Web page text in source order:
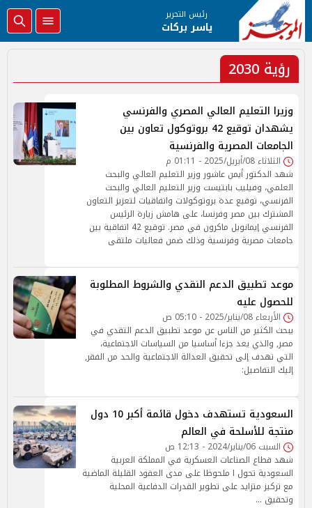
رئيس التحرير
ياسر بركات
رؤية 2030
وزيرا التعليم العالي المصري والفرنسي
يشهدان توقيع 42 بروتوكول تعاون بين
الجامعات المصرية والفرنسية
الثلاثاء 08/أبريل/2025 - 01:11 م
شهد الدكتور أيمن عاشور وزير التعليم العالي والبحث
العلمي، وفيليب بابتيست وزير التعليم العالي والبحث
الفرنسي، توقيع عدة بروتوكولات واتفاقيات لتعزيز التعاون
المشترك بين مصر وفرنسا، على هامش زيارة الرئيس
الفرنسي إيمانويل ماكرون في مصر. توقيع 42 اتفاقية بين
جامعات مصرية وفرنسية وذلك ضمن فعاليات ملتقى
موعد تطبيق الدعم النقدي والشروط المطلوبة
للحصول عليه
الأربعاء 08/يناير/2025 - 05:10 ص
يبحث الكثير من الناس عن موعد تطبيق الدعم التقدي في
مصر, والذي يعد جزءا أساسيا من السياسات الاجتماعية،
التي تهدف إلى تحقيق العدالة الاجتماعية والحد من الفقر,
إليك التفاصيل:
السعودية تستهدف دخول قائمة أكبر 10 دول
منتجة للأسلحة في العالم
السبت 06/يناير/2024 - 12:13 ص
شهد قطاع الصناعات العسكرية في المملكة العربية
السعودية تحول ا ملحوظا على مدى العقود القليلة الماضية
مع تركيز متزايد على تطوير القدرات الدفاعية المحلية
وتحقيق …